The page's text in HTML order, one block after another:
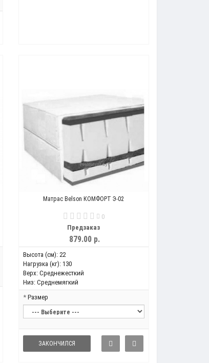
Матрас Belson КОМФОРТ Э-02
0
Предзаказ
879.00 р.
Высота (см): 22
Нагрузка (кг): 130
Верх: Среднежесткий
Низ: Среднемягкий
Размер
ЗАКОНЧИЛСЯ